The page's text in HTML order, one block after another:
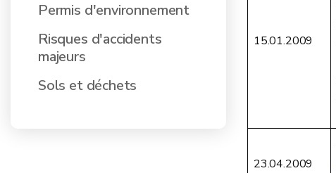
Permis d'environnement
Risques d'accidents
majeurs
Sols et déchets
15.01.2009
23.04.2009